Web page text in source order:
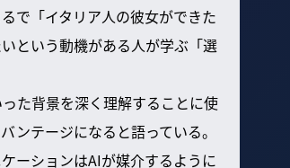
で「イタリア人の彼女ができた
という動機がある人が学ぶ「選
た背景を深く理解することに使
ンテージになると語っている。
ーションはAIが媒介するように